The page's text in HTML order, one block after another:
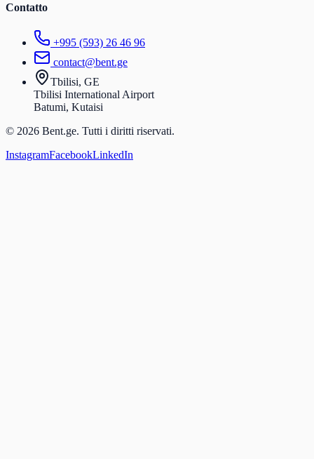
Contatto
+995 (593) 26 46 96
contact@bent.ge
Tbilisi, GE
Tbilisi International Airport
Batumi, Kutaisi
© 2026 Bent.ge. Tutti i diritti riservati.
InstagramFacebookLinkedIn